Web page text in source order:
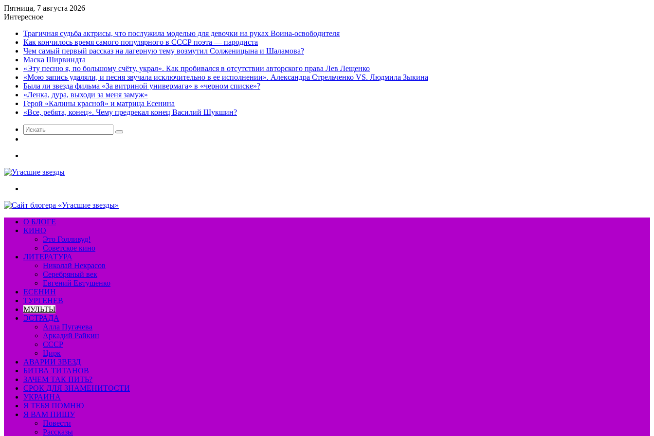
Пятница, 7 августа 2026
Интересное
Трагичная судьба актрисы, что послужила моделью для девочки на руках Воина-освободителя
Как кончилось время самого популярного в СССР поэта — пародиста
Чем самый первый рассказ на лагерную тему возмутил Солженицына и Шаламова?
Маска Ширвиндта
«Эту песню я, по большому счёту, украл». Как пробивался в отсутствии авторского права Лев Лещенко
«Мою запись удаляли, и песня звучала исключительно в ее исполнении». Александра Стрельченко VS. Людмила Зыкина
Была ли звезда фильма «За витриной универмага» в «черном списке»?
«Ленка, дура, выходи за меня замуж»
Герой «Калины красной» и матрица Есенина
«Все, ребята, конец». Чему предрекал конец Василий Шукшин?
Искать
О БЛОГЕ
КИНО
Это Голливуд!
Советское кино
ЛИТЕРАТУРА
Николай Некрасов
Серебряный век
Евгений Евтушенко
ЕСЕНИН
ТУРГЕНЕВ
МУЛЬТЫ
ЭСТРАДА
Алла Пугачева
Аркадий Райкин
СССР
Цирк
АВАРИИ ЗВЕЗД
БИТВА ТИТАНОВ
ЗАЧЕМ ТАК ПИТЬ?
СРОК ДЛЯ ЗНАМЕНИТОСТИ
УКРАИНА
Я ТЕБЯ ПОМНЮ
Я ВАМ ПИШУ
Повести
Рассказы